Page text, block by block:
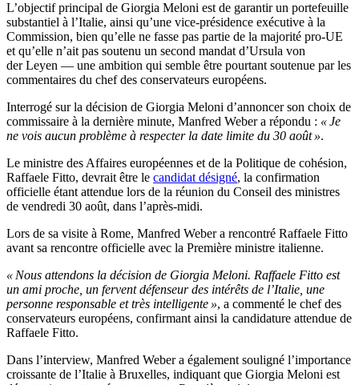
L’objectif principal de Giorgia Meloni est de garantir un portefeuille
substantiel à l’Italie, ainsi qu’une vice-présidence exécutive à la
Commission, bien qu’elle ne fasse pas partie de la majorité pro-UE
et qu’elle n’ait pas soutenu un second mandat d’Ursula von
der Leyen — une ambition qui semble être pourtant soutenue par les
commentaires du chef des conservateurs européens.
Interrogé sur la décision de Giorgia Meloni d’annoncer son choix de
commissaire à la dernière minute, Manfred Weber a répondu : « Je
ne vois aucun problème à respecter la date limite du 30 août ».
Le ministre des Affaires européennes et de la Politique de cohésion,
Raffaele Fitto, devrait être le candidat désigné, la confirmation
officielle étant attendue lors de la réunion du Conseil des ministres
de vendredi 30 août, dans l’après-midi.
Lors de sa visite à Rome, Manfred Weber a rencontré Raffaele Fitto
avant sa rencontre officielle avec la Première ministre italienne.
« Nous attendons la décision de Giorgia Meloni. Raffaele Fitto est
un ami proche, un fervent défenseur des intérêts de l’Italie, une
personne responsable et très intelligente », a commenté le chef des
conservateurs européens, confirmant ainsi la candidature attendue de
Raffaele Fitto.
Dans l’interview, Manfred Weber a également souligné l’importance
croissante de l’Italie à Bruxelles, indiquant que Giorgia Meloni est